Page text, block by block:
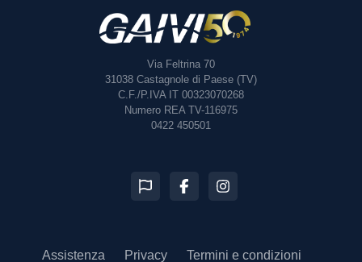
Via Feltrina 70
31038 Castagnole di Paese (TV)
C.F./P.IVA IT 00323070268
Numero REA TV-116975
0422 450501
Assistenza Privacy Termini e condizioni